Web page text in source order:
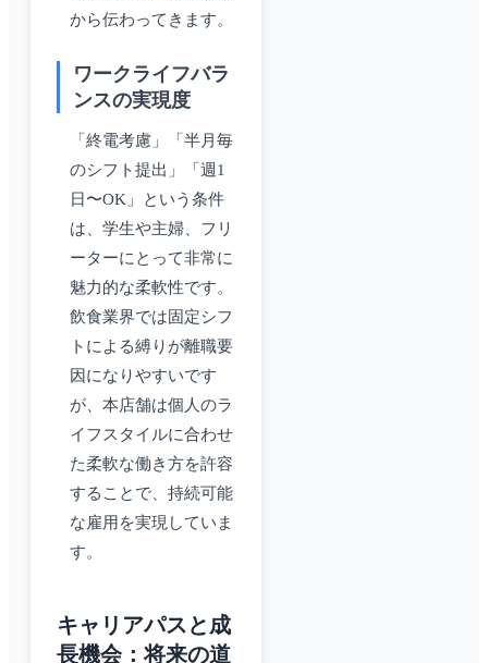
から伝わってきます。
ワークライフバラ
ンスの実現度
「終電考慮」「半月毎
のシフト提出」「週1
日〜OK」という条件
は、学生や主婦、フリ
ーターにとって非常に
魅力的な柔軟性です。
飲食業界では固定シフ
トによる縛りが離職要
因になりやすいです
が、本店舗は個人のラ
イフスタイルに合わせ
た柔軟な働き方を許容
することで、持続可能
な雇用を実現していま
す。
キャリアパスと成
長機会：将来の道